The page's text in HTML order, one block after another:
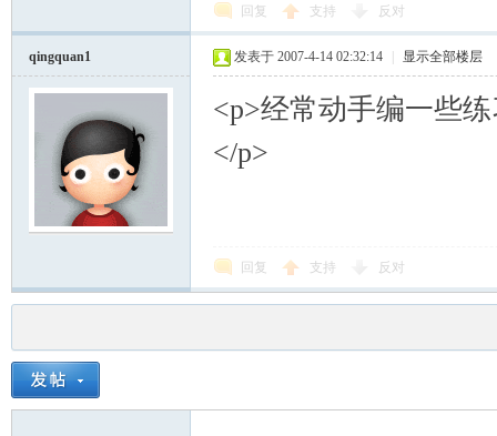
回复 支持 反对
qingquan1 发表于 2007-4-14 02:32:14 显示全部楼层
<p>经常动手编一些
</p>
回复 支持 反对